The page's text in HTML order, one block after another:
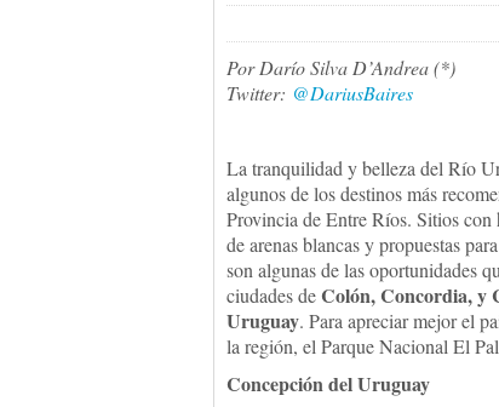
Por Darío Silva D’Andrea (*)
Twitter: @DariusBaires
La tranquilidad y belleza del Río
algunos de los destinos más
Provincia de Entre Ríos. Sitios con
de arenas blancas y propuestas
son algunas de las oportunidades
ciudades deColón, Concordia, y
Uruguay. Para apreciar mejor el
la región, el Parque Nacional El
Concepción del Uruguay